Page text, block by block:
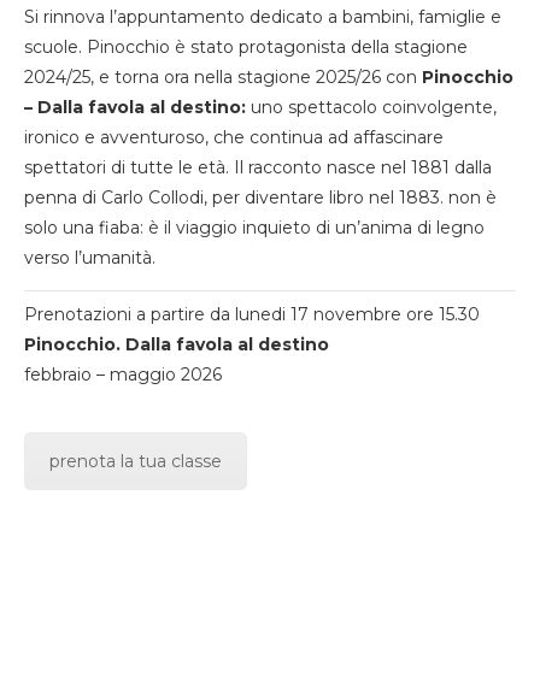
Si rinnova l’appuntamento dedicato a bambini, famiglie e
scuole. Pinocchio è stato protagonista della stagione
2024/25, e torna ora nella stagione 2025/26 con Pinocchio
– Dalla favola al destino: uno spettacolo coinvolgente,
ironico e avventuroso, che continua ad affascinare
spettatori di tutte le età. Il racconto nasce nel 1881 dalla
penna di Carlo Collodi, per diventare libro nel 1883. non è
solo una fiaba: è il viaggio inquieto di un’anima di legno
verso l’umanità.
Prenotazioni a partire da lunedi 17 novembre ore 15.30
Pinocchio. Dalla favola al destino
febbraio – maggio 2026
prenota la tua classe